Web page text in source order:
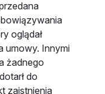
oglądał
umowy. Innymi
żadnego
do
zaistnienia